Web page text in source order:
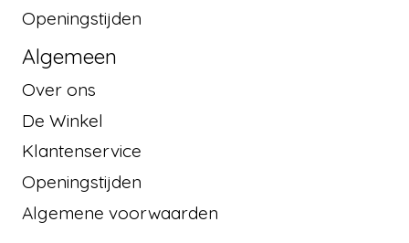
Openingstijden
Algemeen
Over ons
De Winkel
Klantenservice
Openingstijden
Algemene voorwaarden